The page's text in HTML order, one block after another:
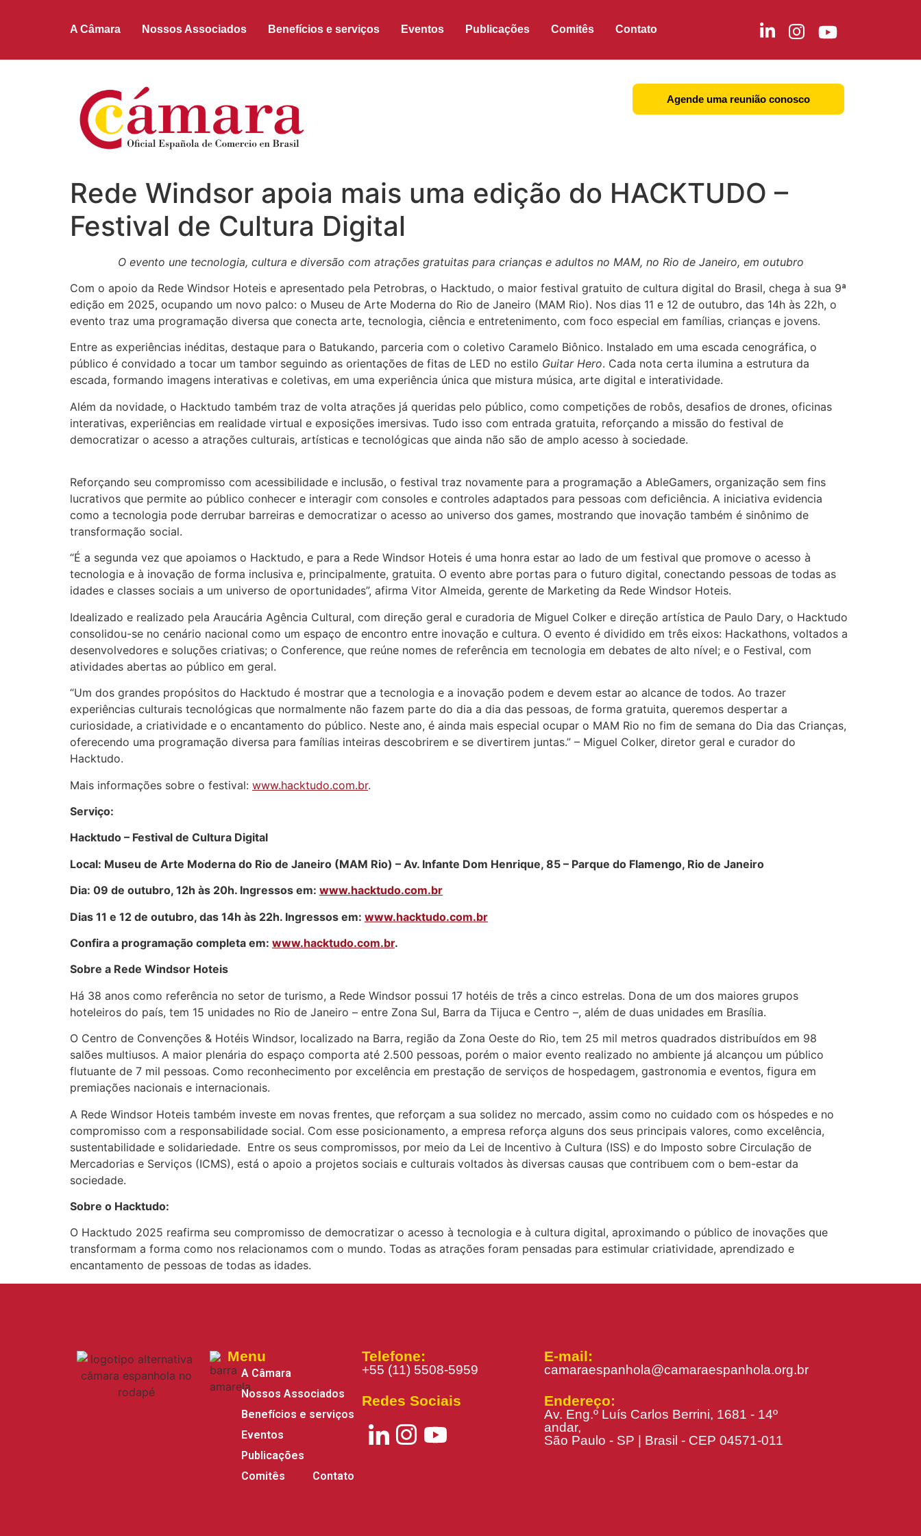
A Câmara Nossos Associados Benefícios e serviços Eventos Publicações Comitês Contato
Agende uma reunião conosco
Rede Windsor apoia mais uma edição do HACKTUDO –
Festival de Cultura Digital
O evento une tecnologia, cultura e diversão com atrações gratuitas para crianças e adultosno MAM, no Rio de Janeiro, em outubro
Com o apoio da Rede Windsor Hoteis e apresentado pela Petrobras, o Hacktudo, o maior festival gratuito de cultura digital do Brasil, chega à sua 9ª
edição em 2025, ocupando um novo palco: o Museu de Arte Moderna do Rio de Janeiro (MAM Rio). Nos dias 11 e 12 de outubro, das 14h às 22h, o
evento traz uma programação diversa que conecta arte, tecnologia, ciência e entretenimento, com foco especial em famílias, crianças e jovens.
Entre as experiências inéditas, destaque para o Batukando, parceria com o coletivo Caramelo Biônico. Instalado em uma escada cenográfica, o
público é convidado a tocar um tambor seguindo as orientações de fitas de LED no estilo Guitar Hero. Cada nota certa ilumina a estrutura da
escada, formando imagens interativas e coletivas, em uma experiência única que mistura música, arte digital e interatividade.
Além da novidade, o Hacktudo também traz de volta atrações já queridas pelo público, como competições de robôs, desafios de drones, oficinas
interativas, experiências em realidade virtual e exposições imersivas. Tudo isso com entrada gratuita, reforçando a missão do festival de
democratizar o acesso a atrações culturais, artísticas e tecnológicas que ainda não são de amplo acesso à sociedade.
Reforçando seu compromisso com acessibilidade e inclusão, o festival traz novamente para a programação a AbleGamers, organização sem fins
lucrativos que permite ao público conhecer e interagir com consoles e controles adaptados para pessoas com deficiência. A iniciativa evidencia
como a tecnologia pode derrubar barreiras e democratizar o acesso ao universo dos games, mostrando que inovação também é sinônimo de
transformação social.
“É a segunda vez que apoiamos o Hacktudo, e para a Rede Windsor Hoteis é uma honra estar ao lado de um festival que promove o acesso à
tecnologia e à inovação de forma inclusiva e, principalmente, gratuita. O evento abre portas para o futuro digital, conectando pessoas de todas as
idades e classes sociais a um universo de oportunidades”, afirma Vitor Almeida, gerente de Marketing da Rede Windsor Hoteis.
Idealizado e realizado pela Araucária Agência Cultural, com direção geral e curadoria de Miguel Colker e direção artística de Paulo Dary, o Hacktudo
consolidou-se no cenário nacional como um espaço de encontro entre inovação e cultura. O evento é dividido em três eixos: Hackathons, voltados a
desenvolvedores e soluções criativas; o Conference, que reúne nomes de referência em tecnologia em debates de alto nível; e o Festival, com
atividades abertas ao público em geral.
“Um dos grandes propósitos do Hacktudo é mostrar que a tecnologia e a inovação podem e devem estar ao alcance de todos. Ao trazer
experiências culturais tecnológicas que normalmente não fazem parte do dia a dia das pessoas, de forma gratuita, queremos despertar a
curiosidade, a criatividade e o encantamento do público. Neste ano, é ainda mais especial ocupar o MAM Rio no fim de semana do Dia das Crianças,
oferecendo uma programação diversa para famílias inteiras descobrirem e se divertirem juntas.” – Miguel Colker, diretor geral e curador do
Hacktudo.
Mais informações sobre o festival: www.hacktudo.com.br.
Serviço:
Hacktudo – Festival de Cultura Digital
Local: Museu de Arte Moderna do Rio de Janeiro (MAM Rio) – Av. Infante Dom Henrique, 85 – Parque do Flamengo, Rio de Janeiro
Dia: 09 de outubro, 12h às 20h. Ingressos em: www.hacktudo.com.br
Dias 11 e 12 de outubro, das 14h às 22h. Ingressos em: www.hacktudo.com.br
Confira a programação completa em: www.hacktudo.com.br.
Sobre a Rede Windsor Hoteis
Há 38 anos como referência no setor de turismo, a Rede Windsor possui 17 hotéis de três a cinco estrelas. Dona de um dos maiores grupos
hoteleiros do país, tem 15 unidades no Rio de Janeiro – entre Zona Sul, Barra da Tijuca e Centro –, além de duas unidades em Brasília.
O Centro de Convenções & Hotéis Windsor, localizado na Barra, região da Zona Oeste do Rio, tem 25 mil metros quadrados distribuídos em 98
salões multiusos. A maior plenária do espaço comporta até 2.500 pessoas, porém o maior evento realizado no ambiente já alcançou um público
flutuante de 7 mil pessoas. Como reconhecimento por excelência em prestação de serviços de hospedagem, gastronomia e eventos, figura em
premiações nacionais e internacionais.
A Rede Windsor Hoteis também investe em novas frentes, que reforçam a sua solidez no mercado, assim como no cuidado com os hóspedes e no
compromisso com a responsabilidade social. Com esse posicionamento, a empresa reforça alguns dos seus principais valores, como excelência,
sustentabilidade e solidariedade. Entre os seus compromissos, por meio da Lei de Incentivo à Cultura (ISS) e do Imposto sobre Circulação de
Mercadorias e Serviços (ICMS), está o apoio a projetos sociais e culturais voltados às diversas causas que contribuem com o bem-estar da
sociedade.
Sobre o Hacktudo:
O Hacktudo 2025 reafirma seu compromisso de democratizar o acesso à tecnologia e à cultura digital, aproximando o público de inovações que
transformam a forma como nos relacionamos com o mundo. Todas as atrações foram pensadas para estimular criatividade, aprendizado e
encantamento de pessoas de todas as idades.
Menu
A Câmara
Nossos Associados
Benefícios e serviços
Eventos
Publicações
Comitês
Contato
Telefone:
+55 (11) 5508-5959
Redes Sociais
E-mail:
camaraespanhola@camaraespanhola.org.br
Endereço:
Av. Eng.º Luís Carlos Berrini, 1681 - 14º
andar,
São Paulo - SP | Brasil - CEP 04571-011